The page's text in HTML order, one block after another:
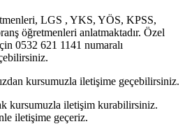
LGS , YKS, YÖS, KPSS,
öğretmenleri anlatmaktadır. Özel
0532 621 1141 numaralı
kursumuzla iletişime geçebilirsiniz.
kursumuzla iletişim kurabilirsiniz.
iletişime geçeriz.